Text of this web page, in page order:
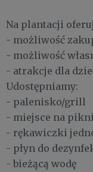
Na plantacji
- możliwość
- możliwość
- atrakcje dla
Udostępniamy:
- palenisko/grill
- miejsce na
- rękawiczki
- płyn do
- bieżącą wodę